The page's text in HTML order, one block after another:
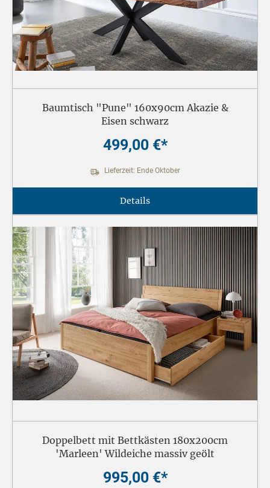
Baumtisch "Pune" 160x90cm Akazie &
Eisen schwarz
499,00 €*
Lieferzeit: Ende Oktober
Details
Doppelbett mit Bettkästen 180x200cm
'Marleen' Wildeiche massiv geölt
995,00 €*